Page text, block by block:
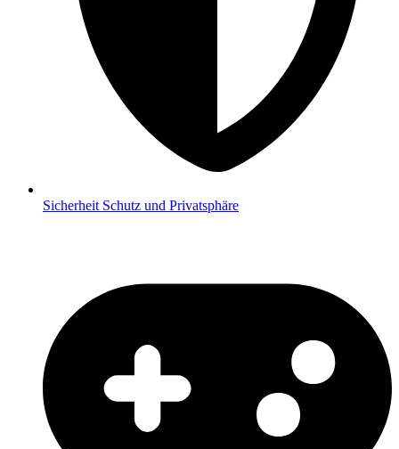
Sicherheit Schutz und Privatsphäre